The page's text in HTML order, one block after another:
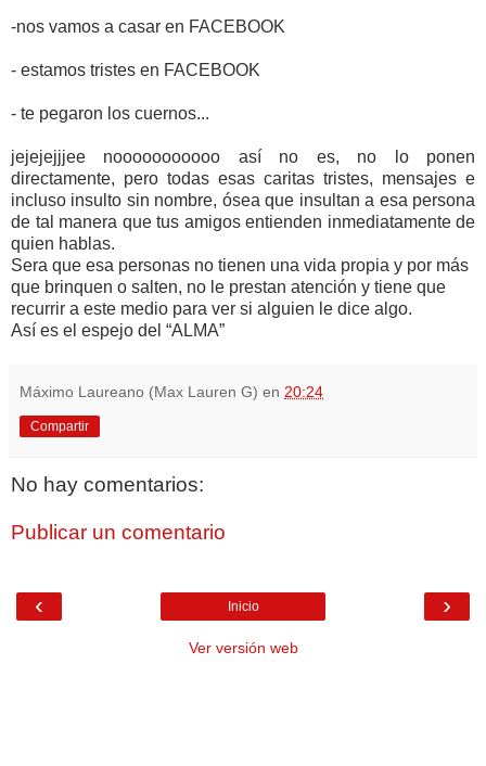
-nos vamos a casar en FACEBOOK
- estamos tristes en FACEBOOK
- te pegaron los cuernos...
jejejejjjee nooooooooooo así no es, no lo ponen
directamente, pero todas esas caritas tristes, mensajes e
incluso insulto sin nombre, ósea que insultan a esa persona
de tal manera que tus amigos entienden inmediatamente de
quien hablas.
Sera que esa personas no tienen una vida propia y por más
que brinquen o salten, no le prestan atención y tiene que
recurrir a este medio para ver si alguien le dice algo.
Así es el espejo del “ALMA”
Máximo Laureano (Max Lauren G) en 20:24
Compartir
No hay comentarios:
Publicar un comentario
‹ ›
Inicio
Ver versión web